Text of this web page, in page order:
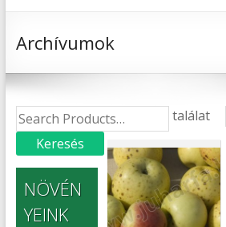
Archívumok
1–15 / 152 találat
NÖVÉN
YEINK